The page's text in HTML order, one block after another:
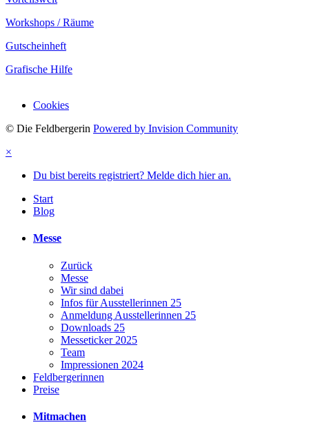
Workshops / Räume
Gutscheinheft
Grafische Hilfe
Cookies
© Die Feldbergerin Powered by Invision Community
×
Du bist bereits registriert? Melde dich hier an.
Start
Blog
Messe
Zurück
Messe
Wir sind dabei
Infos für Ausstellerinnen 25
Anmeldung Ausstellerinnen 25
Downloads 25
Messeticker 2025
Team
Impressionen 2024
Feldbergerinnen
Preise
Mitmachen